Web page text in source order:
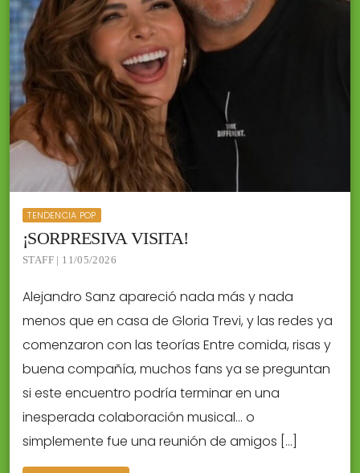
TENDENCIA POP
¡SORPRESIVA VISITA!
STAFF | 11/05/2026
Alejandro Sanz apareció nada más y nada
menos que en casa de Gloria Trevi, y las redes ya
comenzaron con las teorías Entre comida, risas y
buena compañía, muchos fans ya se preguntan
si este encuentro podría terminar en una
inesperada colaboración musical… o
simplemente fue una reunión de amigos […]